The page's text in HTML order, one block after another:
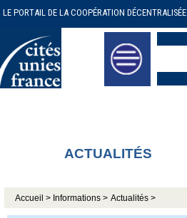
LE PORTAIL DE LA COOPÉRATION DÉCENTRALISÉE
ACTUALITÉS
Accueil > Informations > Actualités >